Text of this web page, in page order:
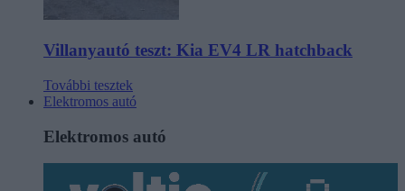
Villanyautó teszt: Kia EV4 LR hatchback
További tesztek
Elektromos autó
Elektromos autó